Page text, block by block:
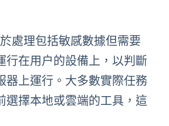
處理包括敏感數據但需要
行在用户的設備上，以判斷
器上運行。大多數實際任務
選擇本地或雲端的工具，這